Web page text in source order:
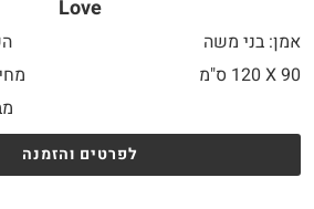
Love
אמן: בני משה
90 X
לפרטים והזמנה